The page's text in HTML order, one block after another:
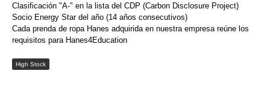
Clasificación "A-" en la lista del CDP (Carbon Disclosure Project)
Socio Energy Star del año (14 años consecutivos)
Cada prenda de ropa Hanes adquirida en nuestra empresa reúne los
requisitos para Hanes4Education
High Stock